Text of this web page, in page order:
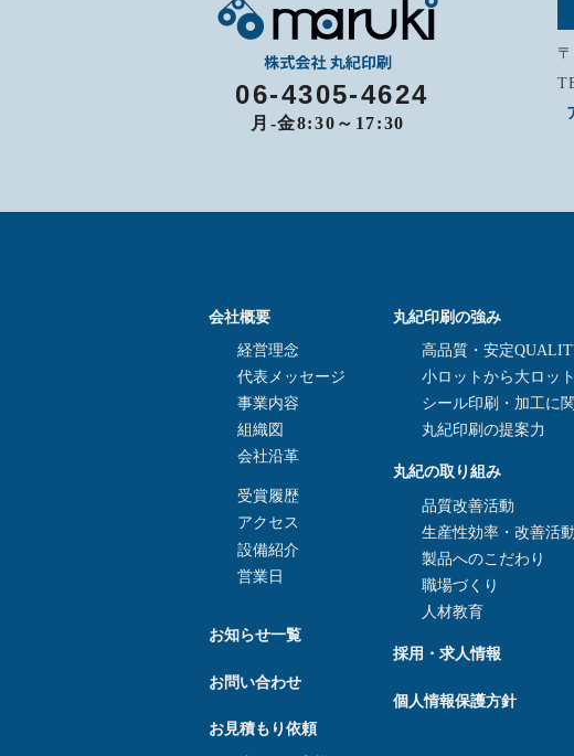
06-4305-4624
月-金8:30～17:30
会社概要
経営理念
代表メッセージ
事業内容
組織図
会社沿革
受賞履歴
アクセス
設備紹介
営業日
お知らせ一覧
お問い合わせ
お見積もり依頼
丸紀印刷の強み
高品質・安定
小ロットから大ロッ
シール印刷・加工に
丸紀印刷の提案力
丸紀の取り組み
品質改善活動
生産性効率・改善活動
製品へのこだわり
職場づくり
人材教育
採用・求人情報
個人情報保護方針